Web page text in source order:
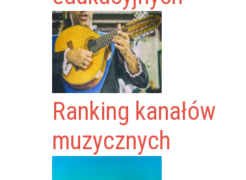
Ranking kanałów
muzycznych